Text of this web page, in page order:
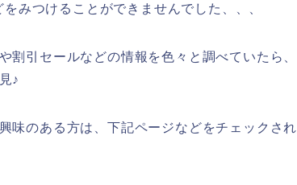
みつけることができませんでした、、、
引セールなどの情報を色々と調べていたら、
♪
味のある方は、下記ページなどをチェックされ